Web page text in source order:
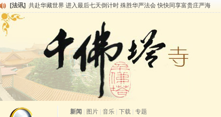
[法讯] 千佛塔寺阅藏堂周末阅藏报名通知
[法讯]
本寺方丈上明下慧尼和尚开讲《六祖坛经》
2015-3-26师父于法堂对大众的开示
[法讯]
广东千佛塔寺云门佛学院女众部 2016年招生简章
[法讯] 恭请海涛法师莅临千佛塔寺弘法
[法讯]
2014年七月大法会 祈福息灾地藏七 冥阳两利普渡群蒙盂兰盆
[法讯]
千佛塔寺云门佛学院女众部2014年招生简章
[法讯]
千佛塔寺兴建佛学院综合大楼缘起
[法讯] 共赴华藏世界 进入最后七天倒计时 殊胜华严法会 快快同享富贵庄严海
新闻
图片 音乐 下载 专题